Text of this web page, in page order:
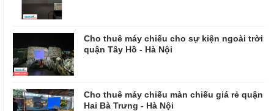
Cho thuê máy chiếu cho sự kiện ngoài trời
quận Tây Hồ - Hà Nội
Cho thuê máy chiếu màn chiếu giá rẻ quận
Hai Bà Trưng - Hà Nội